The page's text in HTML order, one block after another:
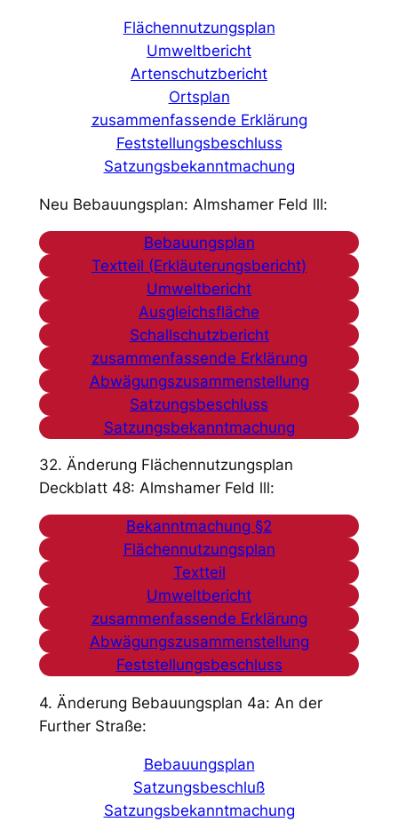
Flächennutzungsplan
Umweltbericht
Artenschutzbericht
Ortsplan
zusammenfassende Erklärung
Feststellungsbeschluss
Satzungsbekanntmachung
Neu Bebauungsplan: Almshamer Feld lll:
Bebauungsplan
Textteil (Erkläuterungsbericht)
Umweltbericht
Ausgleichsfläche
Schallschutzbericht
zusammenfassende Erklärung
Abwägungszusammenstellung
Satzungsbeschluss
Satzungsbekanntmachung
32. Änderung Flächennutzungsplan
Deckblatt 48: Almshamer Feld lll:
Bekanntmachung §2
Flächennutzungsplan
Textteil
Umweltbericht
zusammenfassende Erklärung
Abwägungszusammenstellung
Feststellungsbeschluss
4. Änderung Bebauungsplan 4a: An der
Further Straße:
Bebauungsplan
Satzungsbeschluß
Satzungsbekanntmachung